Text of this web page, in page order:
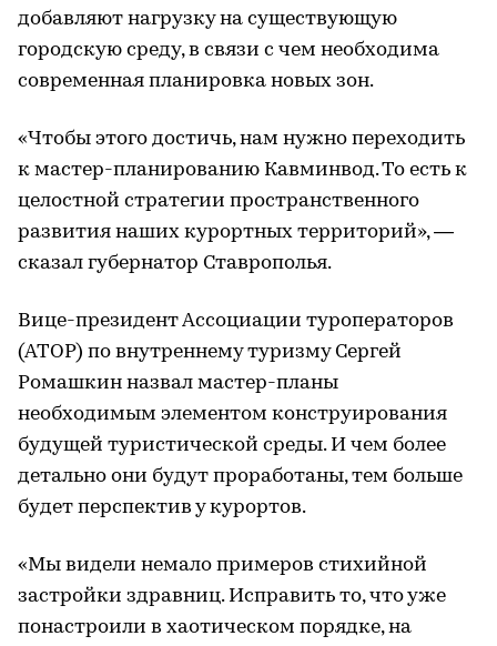
добавляют нагрузку на существующую
городскую среду, в связи с чем необходима
современная планировка новых зон.
«Чтобы этого достичь, нам нужно переходить
к мастер-планированию Кавминвод. То есть к
целостной стратегии пространственного
развития наших курортных территорий», —
сказал губернатор Ставрополья.
Вице-президент Ассоциации туроператоров
(АТОР) по внутреннему туризму Сергей
Ромашкин назвал мастер-планы
необходимым элементом конструирования
будущей туристической среды. И чем более
детально они будут проработаны, тем больше
будет перспектив у курортов.
«Мы видели немало примеров стихийной
застройки здравниц. Исправить то, что уже
понастроили в хаотическом порядке, на